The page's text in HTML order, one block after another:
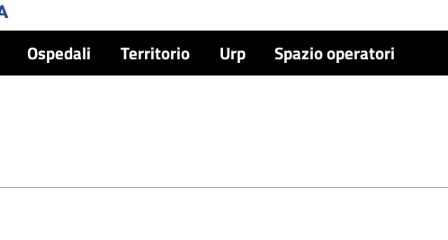
Ospedali Territorio Urp Spazio operatori